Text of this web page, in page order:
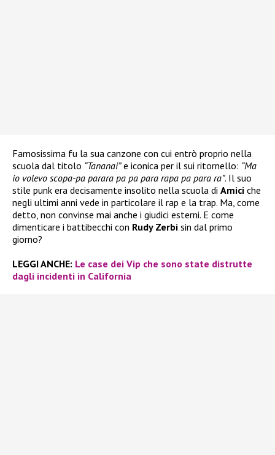
Famosissima fu la sua canzone con cui entrò proprio nella
scuola dal titolo “Tananai”e iconica per il sui ritornello: “Ma
io volevo scopa-pa parara pa pa para rapa pa para ra”. Il suo
stile punk era decisamente insolito nella scuola di Amici che
negli ultimi anni vede in particolare il rap e la trap. Ma, come
detto, non convinse mai anche i giudici esterni. E come
dimenticare i battibecchi con Rudy Zerbi sin dal primo
giorno?
LEGGI ANCHE: Le case dei Vip che sono state distrutte
dagli incidenti in California